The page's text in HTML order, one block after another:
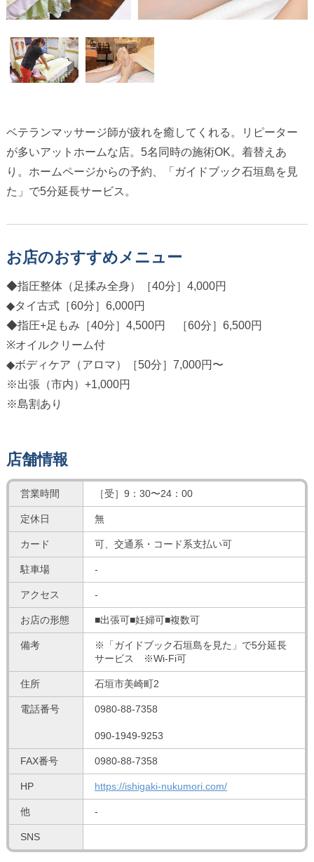
ベテランマッサージ師が疲れを癒してくれる。リピーター
が多いアットホームな店。5名同時の施術OK。着替えあ
り。ホームページからの予約、「ガイドブック石垣島を見
た」で5分延長サービス。
お店のおすすめメニュー
◆指圧整体（足揉み全身）［40分］4,000円
◆タイ古式［60分］6,000円
◆指圧+足もみ［40分］4,500円 ［60分］6,500円
※オイルクリーム付
◆ボディケア（アロマ）［50分］7,000円〜
※出張（市内）+1,000円
※島割あり
店舗情報
営業時間 ［受］9：30〜24：00
定休日 無
カード 可、交通系・コード系支払い可
駐車場 -
アクセス -
お店の形態 ■出張可■妊婦可■複数可
備考
※「ガイドブック石垣島を見た」で5分延長
サービス ※Wi-Fi可
住所 石垣市美崎町2
電話番号 0980-88-7358
090-1949-9253
FAX番号 0980-88-7358
HP https://ishigaki-nukumori.com/
他 -
SNS